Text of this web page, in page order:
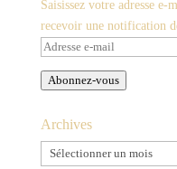
Saisissez votre adresse
recevoir une notification
Adresse
mail
Abonnez-vous
Archives
Archives